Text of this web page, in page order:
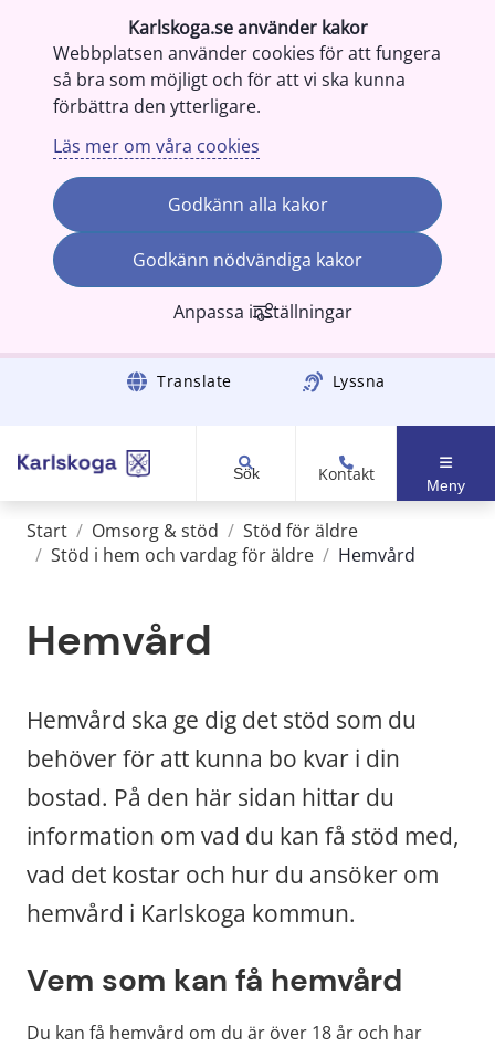
Karlskoga.se använder kakor
Webbplatsen använder cookies för att fungera
så bra som möjligt och för att vi ska kunna
förbättra den ytterligare.
Läs mer om våra cookies
Godkänn alla kakor
Godkänn nödvändiga kakor
Anpassa inställningar
Gå till innehåll Translate Lyssna
Sök Kontakt
Meny
Start / Omsorg & stöd / Stöd för äldre
/ Stöd i hem och vardag för äldre / Hemvård
Hemvård
Hemvård ska ge dig det stöd som du
behöver för att kunna bo kvar i din
bostad. På den här sidan hittar du
information om vad du kan få stöd med,
vad det kostar och hur du ansöker om
hemvård i Karlskoga kommun.
Vem som kan få hemvård
Du kan få hemvård om du är över 18 år och har